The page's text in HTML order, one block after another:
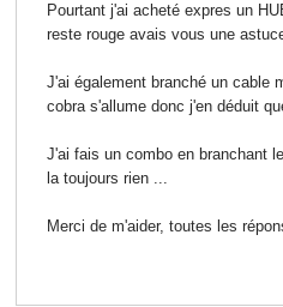
Pourtant j'ai acheté expres un
reste rouge avais vous une
J'ai également branché un cable
cobra s'allume donc j'en déduit
J'ai fais un combo en branchant
la toujours rien ...
Merci de m'aider, toutes les